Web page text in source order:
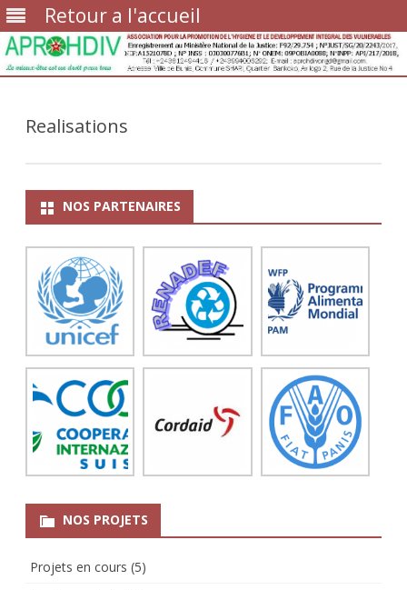
Retour a l'accueil
Realisations
NOS PARTENAIRES
NOS PROJETS
Projets en cours (5)